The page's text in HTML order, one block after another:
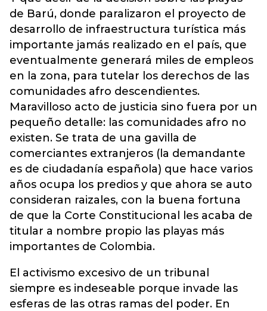
de Barú, donde paralizaron el proyecto de
desarrollo de infraestructura turística más
importante jamás realizado en el país, que
eventualmente generará miles de empleos
en la zona, para tutelar los derechos de las
comunidades afro descendientes.
Maravilloso acto de justicia sino fuera por un
pequeño detalle: las comunidades afro no
existen. Se trata de una gavilla de
comerciantes extranjeros (la demandante
es de ciudadanía española) que hace varios
años ocupa los predios y que ahora se auto
consideran raizales, con la buena fortuna
de que la Corte Constitucional les acaba de
titular a nombre propio las playas más
importantes de Colombia.
El activismo excesivo de un tribunal
siempre es indeseable porque invade las
esferas de las otras ramas del poder. En